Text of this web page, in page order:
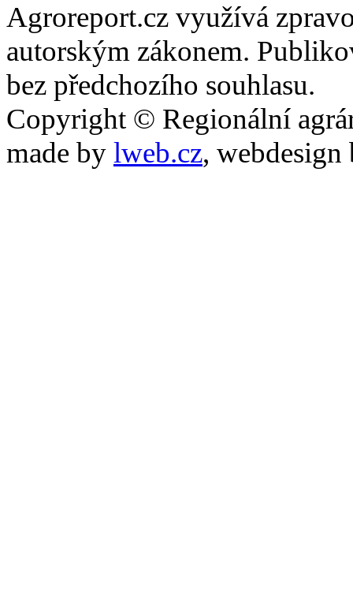
Agroreport.cz využívá
autorským zákonem.
bez předchozího souhlasu.
Copyright © Regionální
made by lweb.cz,